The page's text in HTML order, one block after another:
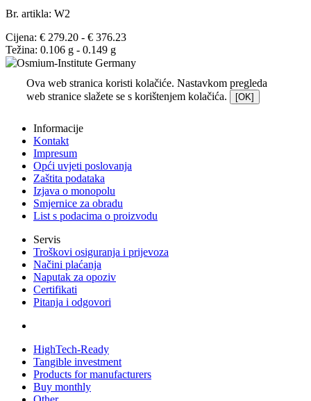
Br. artikla: W2
Cijena: € 279.20 - € 376.23
Težina: 0.106 g - 0.149 g
Ova web stranica koristi kolačiće. Nastavkom pregleda
web stranice slažete se s korištenjem kolačića.
[OK]
Informacije
Kontakt
Impresum
Opći uvjeti poslovanja
Zaštita podataka
Izjava o monopolu
Smjernice za obradu
List s podacima o proizvodu
Servis
Troškovi osiguranja i prijevoza
Načini plaćanja
Naputak za opoziv
Certifikati
Pitanja i odgovori
HighTech-Ready
Tangible investment
Products for manufacturers
Buy monthly